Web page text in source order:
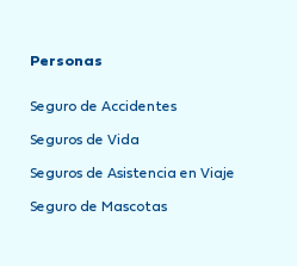
Personas
Seguro de Accidentes
Seguros de Vida
Seguros de Asistencia en Viaje
Seguro de Mascotas